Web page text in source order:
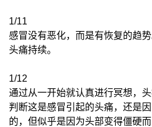
1/11
感冒没有恶化，而是有恢复的趋势
头痛持续。
1/12
通过从一开始就认真进行冥想，
判断这是感冒引起的头痛，还是
的，但似乎是因为头部变得僵硬